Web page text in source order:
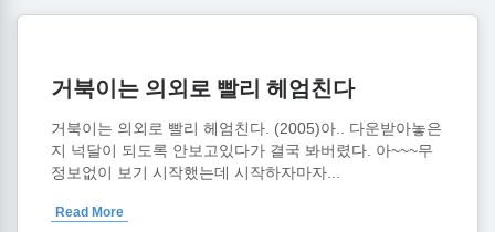
거북이는 의외로 빨리 헤엄친다
거북이는 의외로 빨리 헤엄친다. (2005)아.. 다운받아놓은
지 넉달이 되도록 안보고있다가 결국 봐버렸다. 아~~~무
정보없이 보기 시작했는데 시작하자마자...
Read More